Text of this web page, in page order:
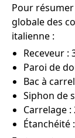
Pour
globale des
italienne :
Receveur :
Paroi de
Bac à
Siphon de
Carrelage :
Étanchéité